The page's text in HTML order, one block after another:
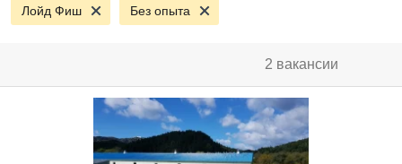
Лойд Фиш Без опыта
2 вакансии